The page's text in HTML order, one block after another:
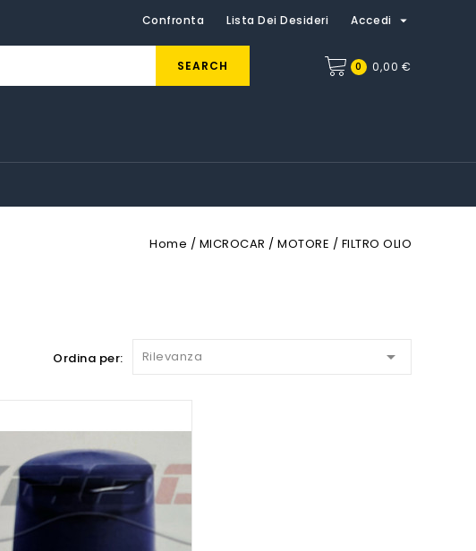
Accedi 
Lista Dei Desideri
Confronta
0 0,00 €
SEARCH
Home MICROCAR MOTORE FILTRO OLIO
Ordina per: Rilevanza 